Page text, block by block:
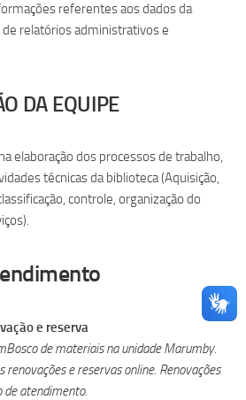
referentes aos dados da
de relatórios administrativos e
DA EQUIPE
elaboração dos processos de trabalho,
técnicas da biblioteca (Aquisição,
controle, organização do
e reserva
de materiais na unidade Marumby.
renovações e reservas online. Renovações
de atendimento.